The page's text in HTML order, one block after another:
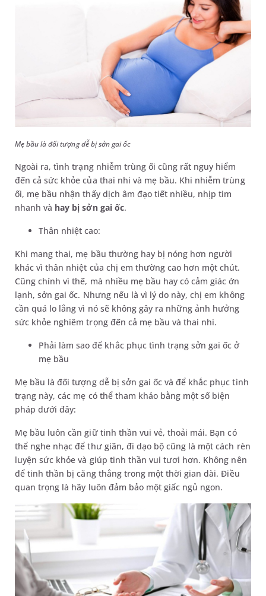
Mẹ bầu là đối tượng dễ bị sởn gai ốc
Ngoài ra, tình trạng nhiễm trùng ối cũng rất nguy hiểm
đến cả sức khỏe của thai nhi và mẹ bầu. Khi nhiễm trùng
ối, mẹ bầu nhận thấy dịch âm đạo tiết nhiều, nhịp tim
nhanh và hay bị sởn gai ốc.
Thân nhiệt cao:
Khi mang thai, mẹ bầu thường hay bị nóng hơn người
khác vì thân nhiệt của chị em thường cao hơn một chút.
Cũng chính vì thế, mà nhiều mẹ bầu hay có cảm giác ớn
lạnh, sởn gai ốc. Nhưng nếu là vì lý do này, chị em không
cần quá lo lắng vì nó sẽ không gây ra những ảnh hưởng
sức khỏe nghiêm trọng đến cả mẹ bầu và thai nhi.
Phải làm sao để khắc phục tình trạng sởn gai ốc ở
mẹ bầu
Mẹ bầu là đối tượng dễ bị sởn gai ốc và để khắc phục tình
trạng này, các mẹ có thể tham khảo bằng một số biện
pháp dưới đây:
Mẹ bầu luôn cần giữ tinh thần vui vẻ, thoải mái. Bạn có
thể nghe nhạc để thư giãn, đi dạo bộ cũng là một cách rèn
luyện sức khỏe và giúp tinh thần vui tươi hơn. Không nên
để tinh thần bị căng thẳng trong một thời gian dài. Điều
quan trọng là hãy luôn đảm bảo một giấc ngủ ngon.